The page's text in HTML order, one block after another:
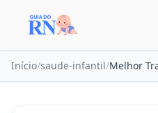
Início/saude-infantil/